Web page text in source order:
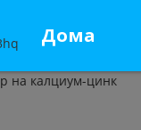
Дома